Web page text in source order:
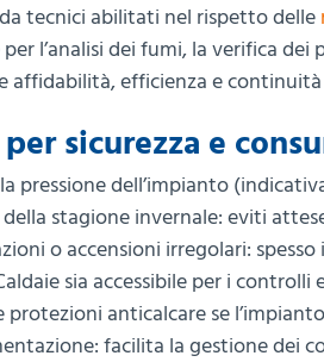
tecnici abilitati nel rispetto delle
l’analisi dei fumi, la verifica
affidabilità, efficienza e
sicurezza e
pressione dell’impianto
stagione invernale: eviti
o accensioni irregolari:
sia accessibile per i
anticalcare se
facilita la gestione dei